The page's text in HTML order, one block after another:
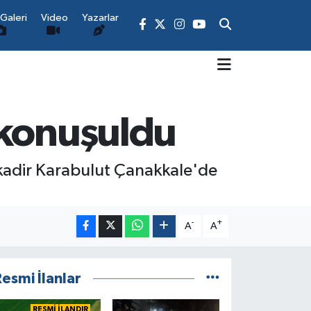
Video Yazarlar
Karabulut Çanakkale'de
A- A+
İlanlar
RESMİ İLANDIR